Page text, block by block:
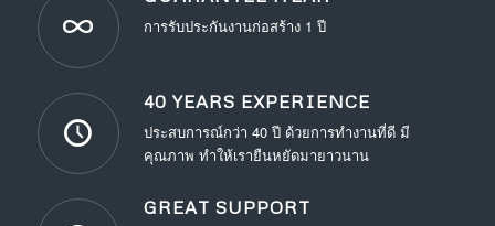
การรับประกันงานก่อสร้าง 1 ปี
40 YEARS EXPERIENCE
ประสบการณ์กว่า 40 ปี ด้วยการทำงานที่ดี มี
คุณภาพ ทำให้เรายืนหยัดมายาวนาน
GREAT SUPPORT